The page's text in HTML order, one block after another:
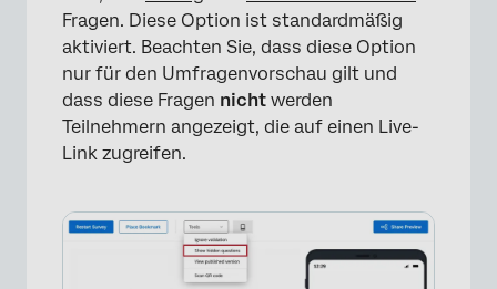
Fragen. Diese Option ist standardmäßig
aktiviert. Beachten Sie, dass diese Option
nur für den Umfragenvorschau gilt und
dass diese Fragen nicht werden
Teilnehmern angezeigt, die auf einen Live-
Link zugreifen.